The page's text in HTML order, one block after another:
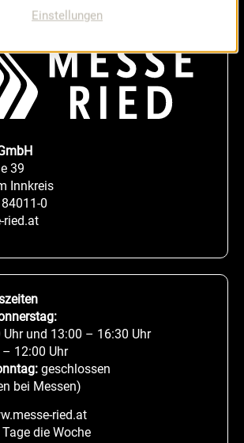
39
Innkreis
0
ried.at
und 13:00 – 16:30 Uhr
12:00 Uhr
geschlossen
bei Messen)
ried.at
die Woche
Einstellungen